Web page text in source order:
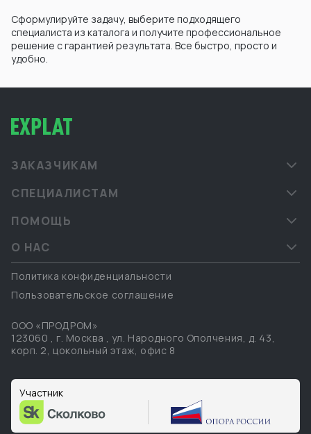
Сформулируйте задачу, выберите подходящего
специалиста из каталога и получите профессиональное
решение с гарантией результата. Все быстро, просто и
удобно.
ЗАКАЗЧИКАМ
СПЕЦИАЛИСТАМ
ПОМОЩЬ
О НАС
Политика конфиденциальности
Пользовательское соглашение
ООО «ПРОДРОМ»
123060 , г. Москва , ул. Народного Ополчения, д. 43,
корп. 2, цокольный этаж, офис 8
Участник